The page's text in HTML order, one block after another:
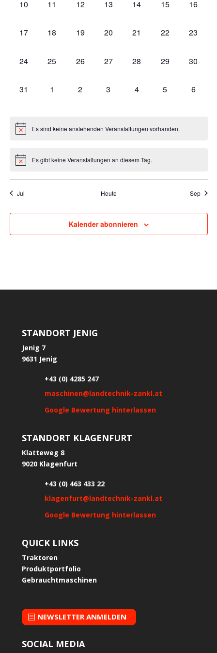
0
10
0
11
0
12
0
13
0
14
0
15
0
16
0
17
0
18
0
19
0
20
0
21
0
22
0
23
0
24
0
25
0
26
0
27
0
28
0
29
0
30
0
31
0
1
0
2
0
3
0
4
0
5
0
6
Es sind keine anstehenden Veranstaltungen vorhanden.
Es gibt keine Veranstaltungen an diesem Tag.
Jul Heute Sep
Kalender abonnieren
STANDORT JENIG
Jenig 7
9631 Jenig
+43 (0) 4285 247
maschinen@landtechnik-zankl.at
Google Bewertung hinterlassen
STANDORT KLAGENFURT
Klatteweg 8
9020 Klagenfurt
+43 (0) 463 433 22
klagenfurt@landtechnik-zankl.at
Google Bewertung hinterlassen
QUICK LINKS
Traktoren
Produktportfolio
Gebrauchtmaschinen
NEWSLETTER ANMELDEN
SOCIAL MEDIA